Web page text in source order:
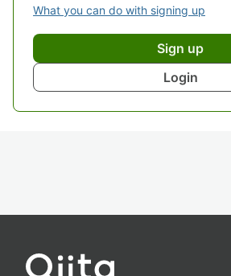
What you can do with signing up
Sign up
Login